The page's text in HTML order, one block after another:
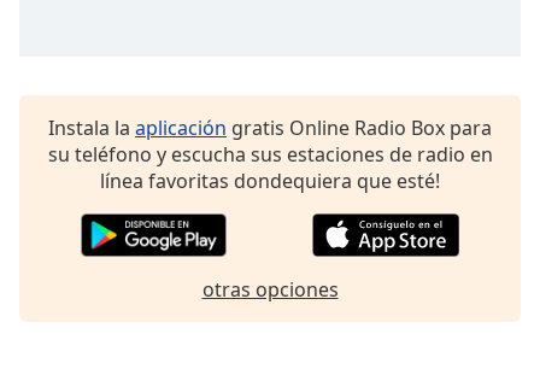
Instala la aplicación gratis Online Radio Box para
su teléfono y escucha sus estaciones de radio en
línea favoritas dondequiera que esté!
otras opciones